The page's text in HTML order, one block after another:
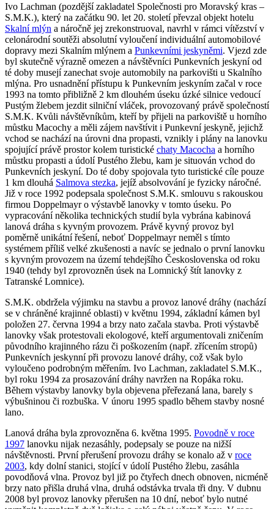
Ivo Lachman (pozdější zakladatel Společnosti pro Moravský kras –
S.M.K.), který na začátku 90. let 20. století převzal objekt hotelu
Skalní mlýn a náročně jej zrekonstruoval, navrhl v rámci vítězství v
celonárodní soutěži absolutní vyloučení individuální automobilové
dopravy mezi Skalním mlýnem a Punkevními jeskyněmi. Vjezd zde
byl skutečně výrazně omezen a návštěvníci Punkevních jeskyní od
té doby musejí zanechat svoje automobily na parkovišti u Skalního
mlýna. Pro usnadnění přístupu k Punkevním jeskyním začal v roce
1993 na tomto přibližně 2 km dlouhém úseku úzké silnice vedoucí
Pustým žlebem jezdit silniční vláček, provozovaný právě společností
S.M.K. Kvůli návštěvníkům, kteří by přijeli na parkoviště u horního
můstku Macochy a měli zájem navštívit i Punkevní jeskyně, jejichž
vchod se nachází na úrovni dna propasti, vznikly i plány na lanovku
spojující právě prostor kolem turistické chaty Macocha a horního
můstku propasti a údolí Pustého žlebu, kam je situován vchod do
Punkevních jeskyní. Do té doby spojovala tyto turistické cíle pouze
1 km dlouhá Salmova stezka, jejíž absolvování je fyzicky náročné.
Již v roce 1992 podepsala společnost S.M.K. smlouvu s rakouskou
firmou Doppelmayr o výstavbě lanovky v tomto úseku. Po
vypracování několika technických studií byla vybrána kabinová
lanová dráha s kyvným provozem. Právě kyvný provoz byl
poměrně unikátní řešení, neboť Doppelmayr neměl s tímto
systémem příliš velké zkušenosti a navíc se jednalo o první lanovku
s kyvným provozem na území tehdejšího Československa od roku
1940 (tehdy byl zprovozněn úsek na Lomnický štít lanovky z
Tatranské Lomnice).
S.M.K. obdržela výjimku na stavbu a provoz lanové dráhy (nachází
se v chráněné krajinné oblasti) v květnu 1994, základní kámen byl
položen 27. června 1994 a brzy nato začala stavba. Proti výstavbě
lanovky však protestovali ekologové, kteří argumentovali zničením
původního krajinného rázu či poškozením (např. zřícením stropů)
Punkevních jeskynní při provozu lanové dráhy, což však bylo
vyloučeno podrobným měřením. Ivo Lachman, zakladatel S.M.K.,
byl roku 1994 za prosazování dráhy navržen na Ropáka roku.
Během výstavby lanovky byla objevena přeřezaná lana, barely s
výbušninou či rozbuška. V únoru 1995 spadlo během stavby nosné
lano.
Lanová dráha byla zprovozněna 6. května 1995. Povodně v roce
1997 lanovku nijak nezasáhly, podepsaly se pouze na nižší
návštěvnosti. První přerušení provozu dráhy se konalo až v roce
2003, kdy dolní stanici, stojící v údolí Pustého žlebu, zasáhla
povodňová vlna. Provoz byl již po čtyřech dnech obnoven, nicméně
brzy nato přišla druhá vlna, druhá odstávka trvala tři dny. V dubnu
2008 byl provoz lanovky přerušen na 10 dní, neboť bylo nutné